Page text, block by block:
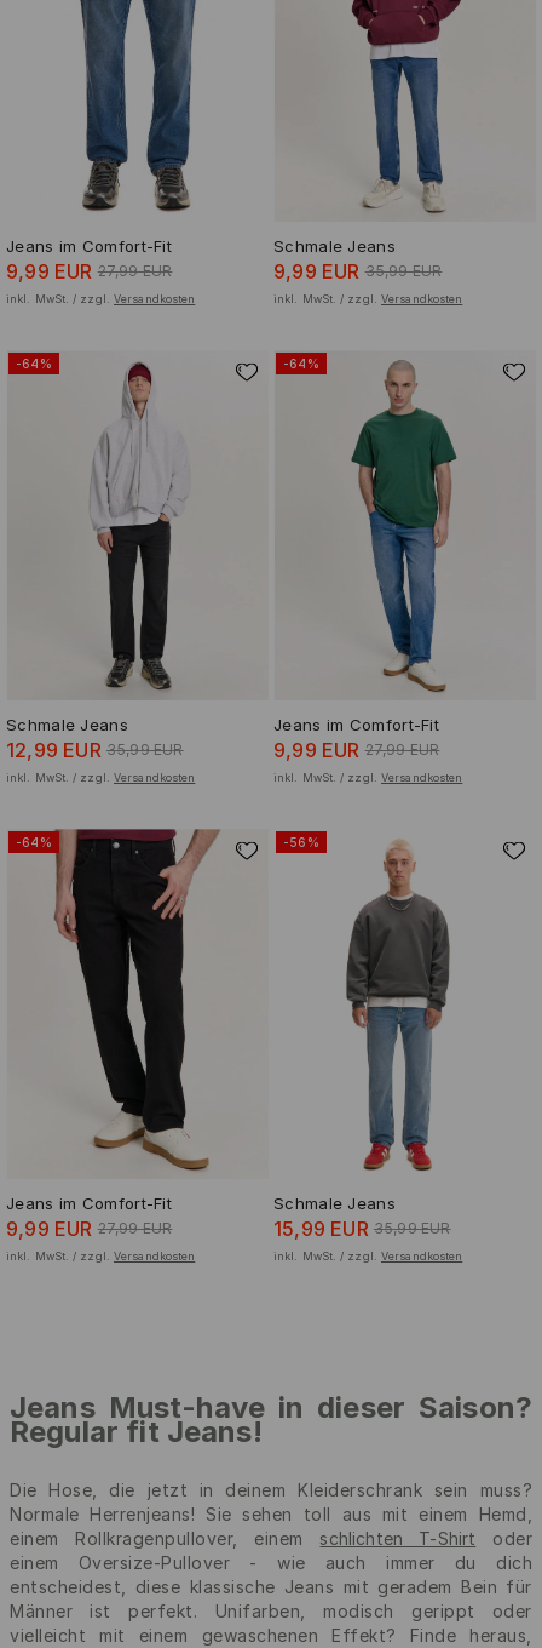
Jeans im Comfort-Fit
9,99 EUR 27,99 EUR
inkl. MwSt. / zzgl. Versandkosten
Schmale Jeans
9,99 EUR 35,99 EUR
inkl. MwSt. / zzgl. Versandkosten
-64%
Schmale Jeans
12,99 EUR 35,99 EUR
inkl. MwSt. / zzgl. Versandkosten
-64%
Jeans im Comfort-Fit
9,99 EUR 27,99 EUR
inkl. MwSt. / zzgl. Versandkosten
-64%
Jeans im Comfort-Fit
9,99 EUR 27,99 EUR
inkl. MwSt. / zzgl. Versandkosten
-56%
Schmale Jeans
15,99 EUR 35,99 EUR
inkl. MwSt. / zzgl. Versandkosten
Jeans Must-have in dieser Saison?
Regular fit Jeans!
Die Hose, die jetzt in deinem Kleiderschrank sein muss?
Normale Herrenjeans! Sie sehen toll aus mit einem Hemd,
einem Rollkragenpullover, einem schlichten T-Shirt oder
einem Oversize-Pullover - wie auch immer du dich
entscheidest, diese klassische Jeans mit geradem Bein für
Männer ist perfekt. Unifarben, modisch gerippt oder
vielleicht mit einem gewaschenen Effekt? Finde heraus,